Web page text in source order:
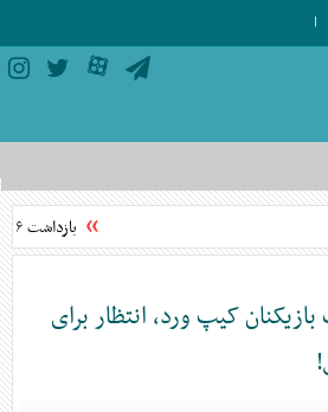
بازداشت ۶ نفر در پرونده قتل جوانی در ستارخان
کیپ ورد، انتظار برای